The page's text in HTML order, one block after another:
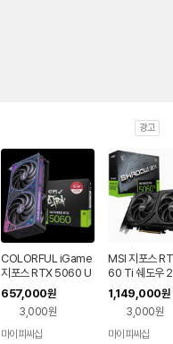
광고
COLORFUL iGame
지포스 RTX 5060 U
LTRA DUO OC D7
8GB 도우정보
657,000원
3,000원
마이피씨샵
MSI 지포스
60 Ti 쉐도우
플러스 D7
1,149,000원
3,000원
마이피씨샵